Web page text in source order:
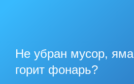
Не убран мусор,
горит фонарь?